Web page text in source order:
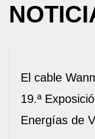
El cable
19.ª
Energías de